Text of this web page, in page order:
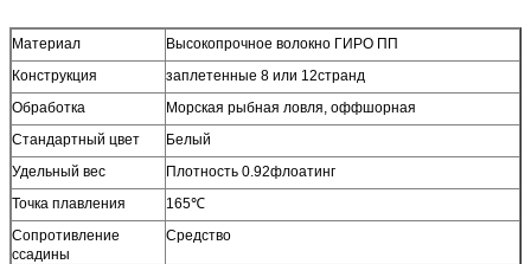
Материал
Высокопрочное волокно ГИРО ПП
Конструкция
заплетенные 8 или 12странд
Обработка
Морская рыбная ловля, оффшорная
Стандартный цвет
Белый
Удельный вес
Плотность 0.92флоатинг
Точка плавления
165℃
Сопротивление
ссадины
Средство